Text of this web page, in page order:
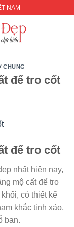
NAM
CHUNG
để tro cốt
để tro cốt
nhất hiện nay,
mộ cất để tro
có thiết kế
khắc tinh xảo,
ban.